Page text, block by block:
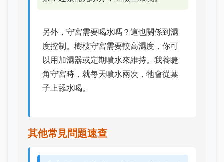
另外，守宮需要喝水嗎？這也關係到濕
度控制。樹棲守宮需要較高濕度，你可
以用加濕器或定期噴水來維持。我養睫
角守宮時，就每天噴水兩次，牠會從葉
子上舔水喝。
其他常見問題速查